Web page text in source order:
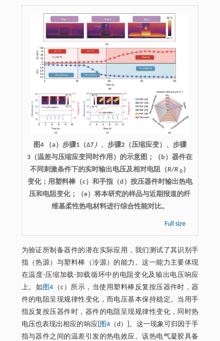
图4 （a）步骤1（ΔT） 、步骤2（压缩应变）、步骤
3（温差与压缩应变同时作用）的示意图；（b）器件在
不同刺激条件下的实时输出电压及相对电阻（R/R 0）
变化；用塑料棒（c）和手指（d）按压器件时输出热电
压和电阻变化；（e）将本研究的样品与近期报道的纤
维基柔性热电材料进行综合性能对比。
Full size
为验证所制备器件的潜在实际应用，我们测试了其识别手
指（热源）与塑料棒（冷源）的能力。这一能力主要体现
在温度-压缩加载-卸载循环中的电阻变化及输出电压响应
上。如 图4 （c）所示，当使用塑料棒反复按压器件时，器
件的电阻呈现规律性变化，而电压基本保持稳定。当用手
指反复按压器件时，器件的电阻呈现规律性变化，同时热
电压也表现出相应的响应[ 图4（d）]。这一现象可归因于手
指与器件之间的温差引发的热电效应。该热电气凝胶具备